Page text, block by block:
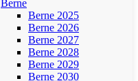
Berne
Berne 2025
Berne 2026
Berne 2027
Berne 2028
Berne 2029
Berne 2030